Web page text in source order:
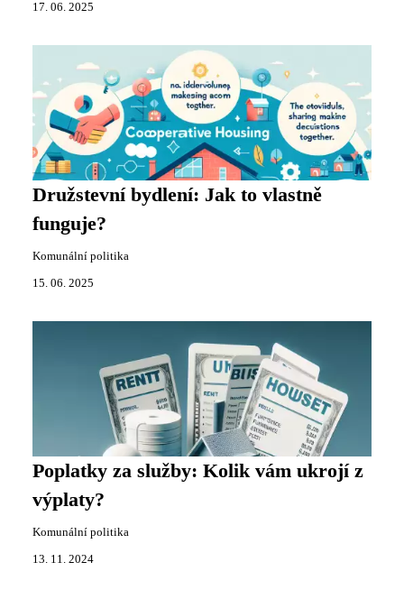
17. 06. 2025
Družstevní bydlení: Jak to vlastně
funguje?
Komunální politika
15. 06. 2025
Poplatky za služby: Kolik vám ukrojí z
výplaty?
Komunální politika
13. 11. 2024